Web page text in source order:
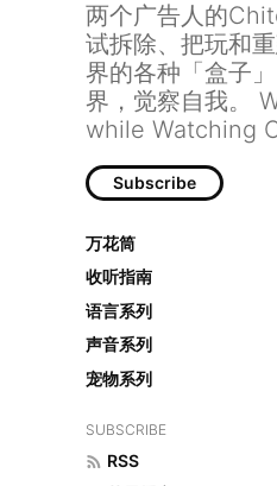
两个广告人的
试拆除、把玩和
界的各种「盒子
界，觉察自我。
while Watching
Subscribe
万花筒
收听指南
语言系列
声音系列
宠物系列
SUBSCRIBE
RSS